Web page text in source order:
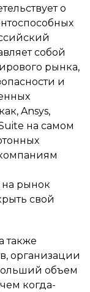
о
собой
рынка,
и
Ansys,
на самом
на рынок
свой
также
организации
объем
когда-